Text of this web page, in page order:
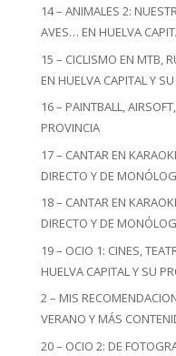
14 – ANIMALES 2:
AVES… EN HUELVA
15 – CICLISMO EN MTB,
EN HUELVA CAPITAL Y
16 – PAINTBALL,
PROVINCIA
17 – CANTAR EN
DIRECTO Y DE
18 – CANTAR EN
DIRECTO Y DE
19 – OCIO 1: CINES,
HUELVA CAPITAL Y SU
2 – MIS
VERANO Y MÁS
20 – OCIO 2: DE